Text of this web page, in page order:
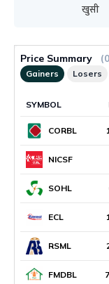
खुसी